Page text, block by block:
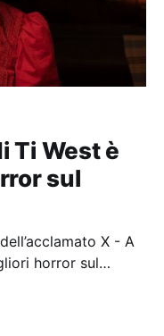
Ti West è
sul
X - A
horror sul